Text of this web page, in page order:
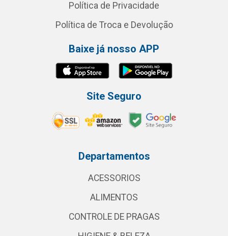
Política de Privacidade
Política de Troca e Devolução
Baixe já nosso APP
Site Seguro
Departamentos
ACESSORIOS
ALIMENTOS
CONTROLE DE PRAGAS